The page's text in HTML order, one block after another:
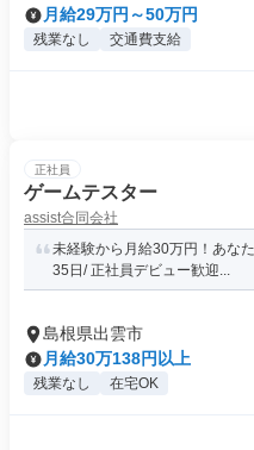
月給29万円～50万円
残業なし 交通費支給
正社員
ゲームテスター
assist合同会社
未経験から月給30万円！あな
35日/ 正社員デビュー歓迎...
島根県出雲市
月給30万138円以上
残業なし 在宅OK